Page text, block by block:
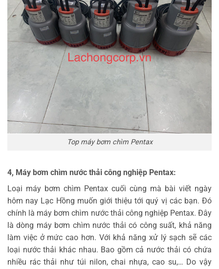
Top máy bơm chìm Pentax
4, Máy bơm chìm nước thải công nghiệp Pentax:
Loại máy bơm chìm Pentax cuối cùng mà bài viết ngày
hôm nay Lạc Hồng muốn giới thiệu tới quý vị các bạn. Đó
chính là máy bơm chìm nước thải công nghiệp Pentax. Đây
là dòng máy bơm chìm nước thải có công suất, khả năng
làm việc ở mức cao hơn. Với khả năng xử lý sạch sẽ các
loại nước thải khác nhau. Bao gồm cả nước thải có chứa
nhiều rác thải như túi nilon, chai nhựa, cao su,… Do vậy